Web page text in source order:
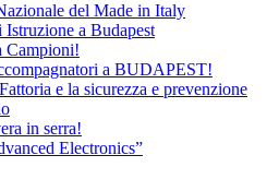
del Made in Italy
a Budapest
Campioni!
a BUDAPEST!
e la sicurezza e prevenzione
in serra!
Electronics”